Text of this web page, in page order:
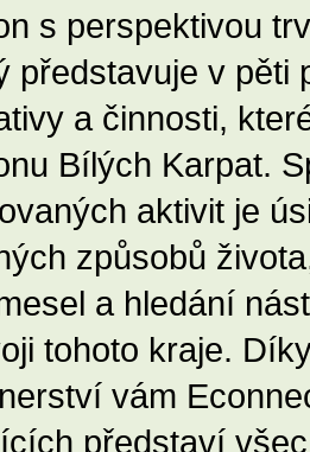
s perspektivou
představuje v pěti
a činnosti,
Bílých Karpat.
aktivit je
způsobů
a hledání
tohoto kraje.
vám
představí